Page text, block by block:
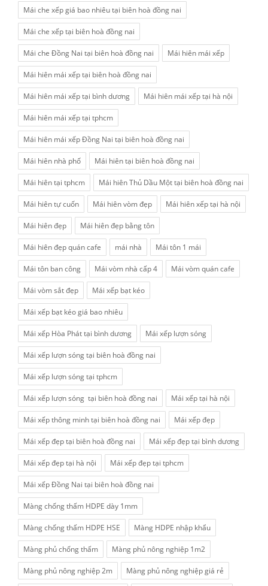
Mái che xếp giá bao nhiêu tại biên hoà đồng nai
Mái che xếp tại biên hoà đồng nai
Mái che Đồng Nai tại biên hoà đồng nai Mái hiên mái xếp
Mái hiên mái xếp tại biên hoà đồng nai
Mái hiên mái xếp tại bình dương Mái hiên mái xếp tại hà nội
Mái hiên mái xếp tại tphcm
Mái hiên mái xếp Đồng Nai tại biên hoà đồng nai
Mái hiên nhà phố Mái hiên tại biên hoà đồng nai
Mái hiên tại tphcm Mái hiên Thủ Dầu Một tại biên hoà đồng nai
Mái hiên tự cuốn Mái hiên vòm đẹp Mái hiên xếp tại hà nội
Mái hiên đẹp Mái hiên đẹp bằng tôn
Mái hiên đẹp quán cafe mái nhà Mái tôn 1 mái
Mái tôn ban công Mái vòm nhà cấp 4 Mái vòm quán cafe
Mái vòm sắt đẹp Mái xếp bạt kéo
Mái xếp bạt kéo giá bao nhiêu
Mái xếp Hòa Phát tại bình dương Mái xếp lượn sóng
Mái xếp lượn sóng tại biên hoà đồng nai
Mái xếp lượn sóng tại tphcm
Mái xếp lượn sóng tại biên hoà đồng nai Mái xếp tại hà nội
Mái xếp thông minh tại biên hoà đồng nai Mái xếp đẹp
Mái xếp đẹp tại biên hoà đồng nai Mái xếp đẹp tại bình dương
Mái xếp đẹp tại hà nội Mái xếp đẹp tại tphcm
Mái xếp Đồng Nai tại biên hoà đồng nai
Màng chống thấm HDPE dày 1mm
Màng chống thấm HDPE HSE Màng HDPE nhập khẩu
Màng phủ chống thấm Màng phủ nông nghiệp 1m2
Màng phủ nông nghiệp 2m Màng phủ nông nghiệp giá rẻ